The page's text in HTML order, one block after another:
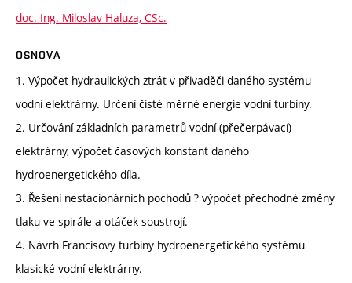
doc. Ing. Miloslav Haluza, CSc.
OSNOVA
1. Výpočet hydraulických ztrát v přivaděči daného systému
vodní elektrárny. Určení čisté měrné energie vodní turbiny.
2. Určování základních parametrů vodní (přečerpávací)
elektrárny, výpočet časových konstant daného
hydroenergetického díla.
3. Řešení nestacionárních pochodů ? výpočet přechodné změny
tlaku ve spirále a otáček soustrojí.
4. Návrh Francisovy turbiny hydroenergetického systému
klasické vodní elektrárny.